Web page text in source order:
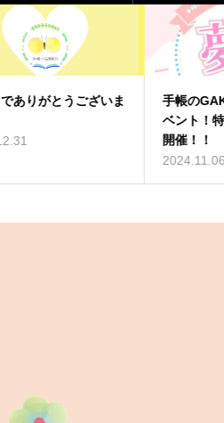
手帳のGAKKOフィナーレイ
ベント！特別ワークショップ
開催！！